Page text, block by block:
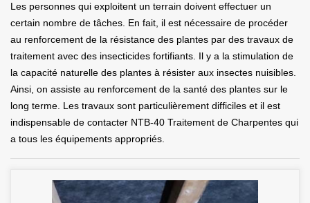
Les personnes qui exploitent un terrain doivent effectuer un
certain nombre de tâches. En fait, il est nécessaire de procéder
au renforcement de la résistance des plantes par des travaux de
traitement avec des insecticides fortifiants. Il y a la stimulation de
la capacité naturelle des plantes à résister aux insectes nuisibles.
Ainsi, on assiste au renforcement de la santé des plantes sur le
long terme. Les travaux sont particulièrement difficiles et il est
indispensable de contacter NTB-40 Traitement de Charpentes qui
a tous les équipements appropriés.